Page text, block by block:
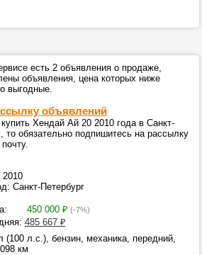
есть 2 объявления о продаже,
объявления, цена которых ниже
выгодные.
объявлений
Хендай Ай 20 2010 года в Санкт-
то обязательно подпишитесь на рассылку
2010
Санкт-Петербург
450 000 ₽ (-7%)
485 667 ₽
(100 л.с.), бензин, механика, передний,
км